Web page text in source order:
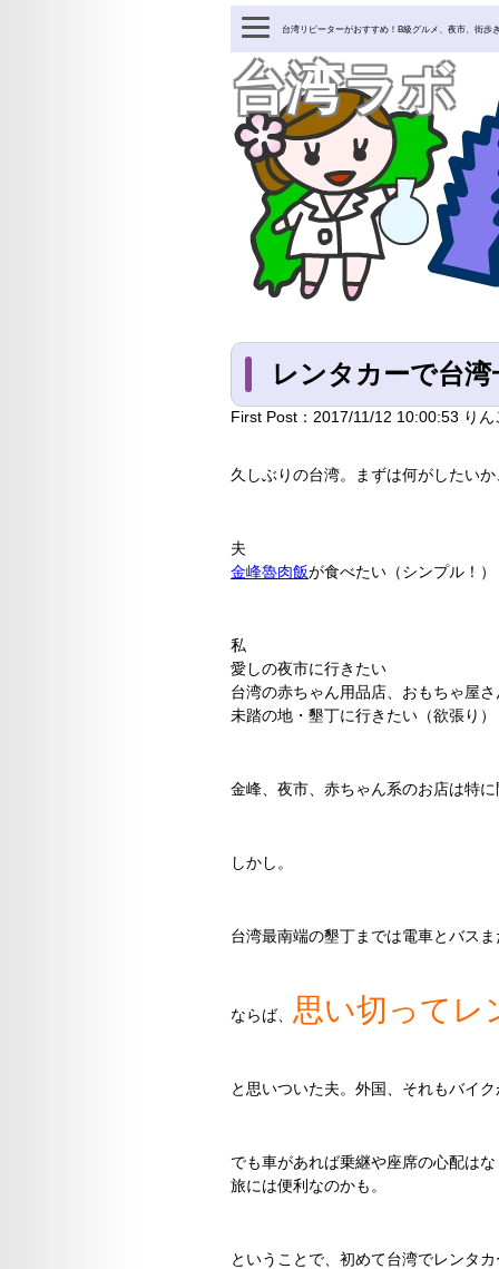
台湾リピーターがおすすめ！B級グルメ、夜市、街歩
台湾ラボ
レンタカーで台
First Post： 2017/11/12 10:00:53 りん
久しぶりの台湾。まずは何がしたい
夫
金峰魯肉飯が食べたい（シンプル！）
私
愛しの夜市に行きたい
台湾の赤ちゃん用品店、おもちゃ屋
未踏の地・墾丁に行きたい（欲張り）
金峰、夜市、赤ちゃん系のお店は特
しかし。
台湾最南端の墾丁までは電車とバス
ならば、 思い切ってレ
と思いついた夫。外国、それもバイ
でも車があれば乗継や座席の心配は
旅には便利なのかも。
ということで、初めて台湾でレンタ